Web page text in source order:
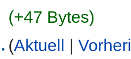
(+47 Bytes)
(Aktuell |